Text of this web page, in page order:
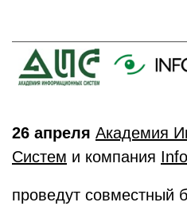
26 апреля Академия
Систем и компания
проведут совместный